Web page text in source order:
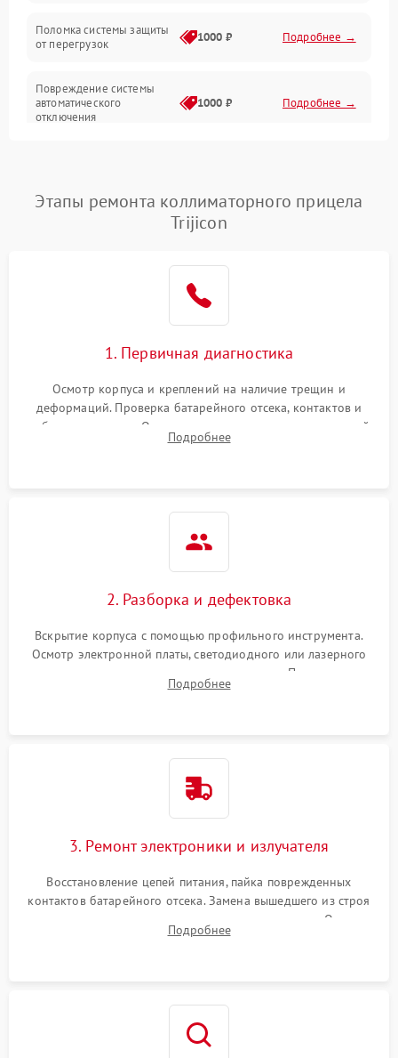
Неисправность управления
Поломка системы защиты
от перегрузок
1000 ₽ Подробнее →
Повреждение системы
автоматического
отключения
1000 ₽ Подробнее →
1000 ₽
Неисправность системы
Повреждение системы
1000 ₽
1000 ₽
Поломка системы защиты
1000 ₽ Подробнее →
Этапы ремонта коллиматорного прицела
Trijicon
1. Первичная диагностика
Осмотр корпуса и креплений на наличие трещин и
деформаций. Проверка батарейного отсека, контактов и
работы излучателя. Оценка яркости и четкости прицельной
марки на разных режимах. Выявление проблем с
Подробнее
2. Разборка и дефектовка
Вскрытие корпуса с помощью профильного инструмента.
Осмотр электронной платы, светодиодного или лазерного
излучателя, а также механизма выверки. Проверка
уплотнительных прокладок и выявление следов окисления
Подробнее
3. Ремонт электроники и излучателя
Восстановление цепей питания, пайка поврежденных
контактов батарейного отсека. Замена вышедшего из строя
светодиода или микросхемы управления яркостью. Очистка
платы от коррозии и нанесение защитного лака для
Подробнее